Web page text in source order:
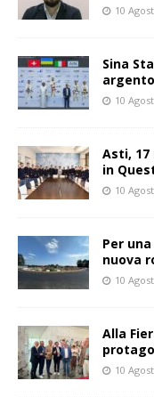
10
Sina
10
Asti,
in
10
Per
nuova
10
Alla
10